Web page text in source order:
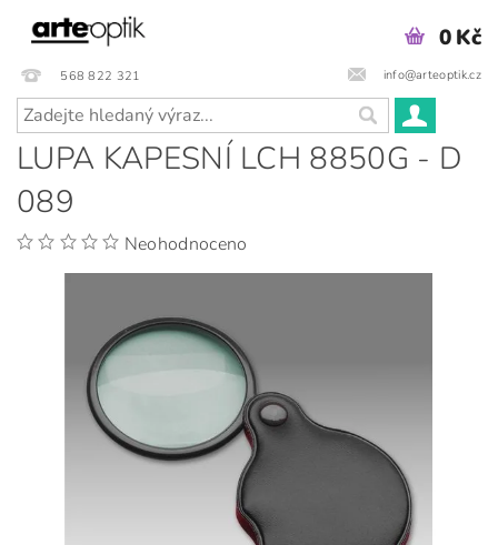
568 822 321 info@arteoptik.cz
0 Kč
LUPA KAPESNÍ LCH 8850G - D
089
Neohodnoceno